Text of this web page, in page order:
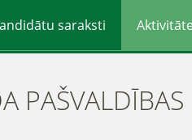
saraksti Aktivitāte